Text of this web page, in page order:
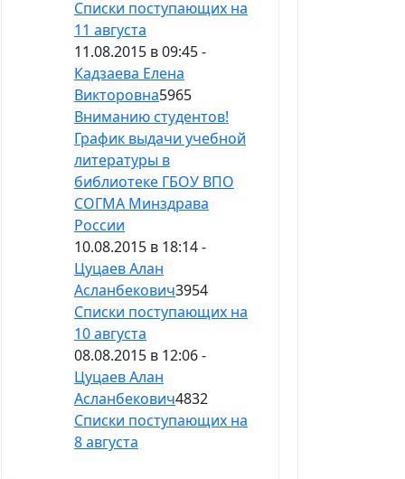
Списки поступающих на
11 августа
11.08.2015 в 09:45 -
Кадзаева Елена
Викторовна5965
Вниманию студентов!
График выдачи учебной
литературы в
библиотеке ГБОУ ВПО
СОГМА Минздрава
России
10.08.2015 в 18:14 -
Цуцаев Алан
Асланбекович3954
Списки поступающих на
10 августа
08.08.2015 в 12:06 -
Цуцаев Алан
Асланбекович4832
Списки поступающих на
8 августа